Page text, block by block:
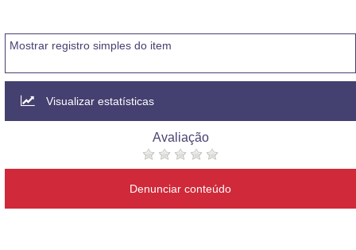
Mostrar registro simples do item
Visualizar estatísticas
Avaliação
Denunciar conteúdo